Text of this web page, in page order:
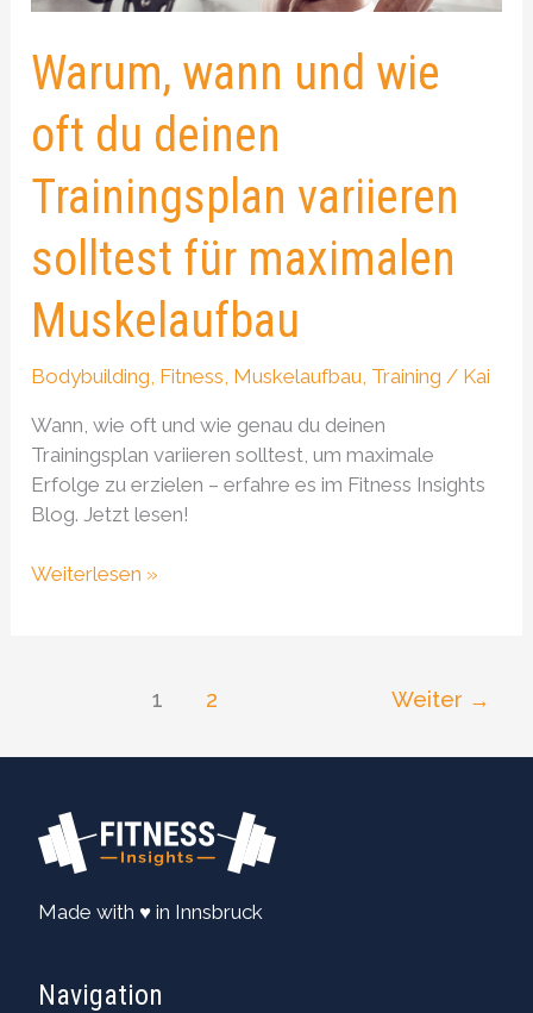
Warum, wann und wie
oft du deinen
Trainingsplan variieren
solltest für maximalen
Muskelaufbau
Bodybuilding Fitness Muskelaufbau Training / Kai
Wann, wie oft und wie genau du deinen
Trainingsplan variieren solltest, um maximale
Erfolge zu erzielen – erfahre es im Fitness Insights
Blog. Jetzt lesen!
variieren
für
Muskelaufbau
Weiterlesen »
1 2 Weiter →
Made with ♥ in Innsbruck
Navigation